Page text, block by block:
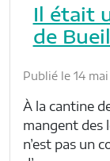
Il était
de
Publié le 14
À la cantine
mangent des
n’est pas un